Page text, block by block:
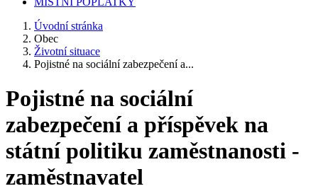
Úvodní stránka
Obec
Životní situace
Pojistné na sociální zabezpečení a...
Pojistné na sociální
zabezpečení a příspěvek na
státní politiku zaměstnanosti -
zaměstnavatel